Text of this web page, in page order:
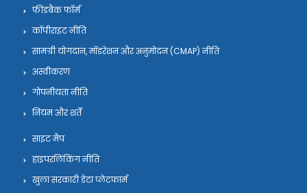
फीडबैक फॉर्म
कॉपीराइट नीति
सामग्री योगदान, मॉडरेशन और अनुमोदन (CMAP) नीति
अस्वीकरण
गोपनीयता नीति
नियम और शर्तें
साइट मैप
हाइपरलिंकिंग नीति
खुला सरकारी डेटा प्लेटफार्म